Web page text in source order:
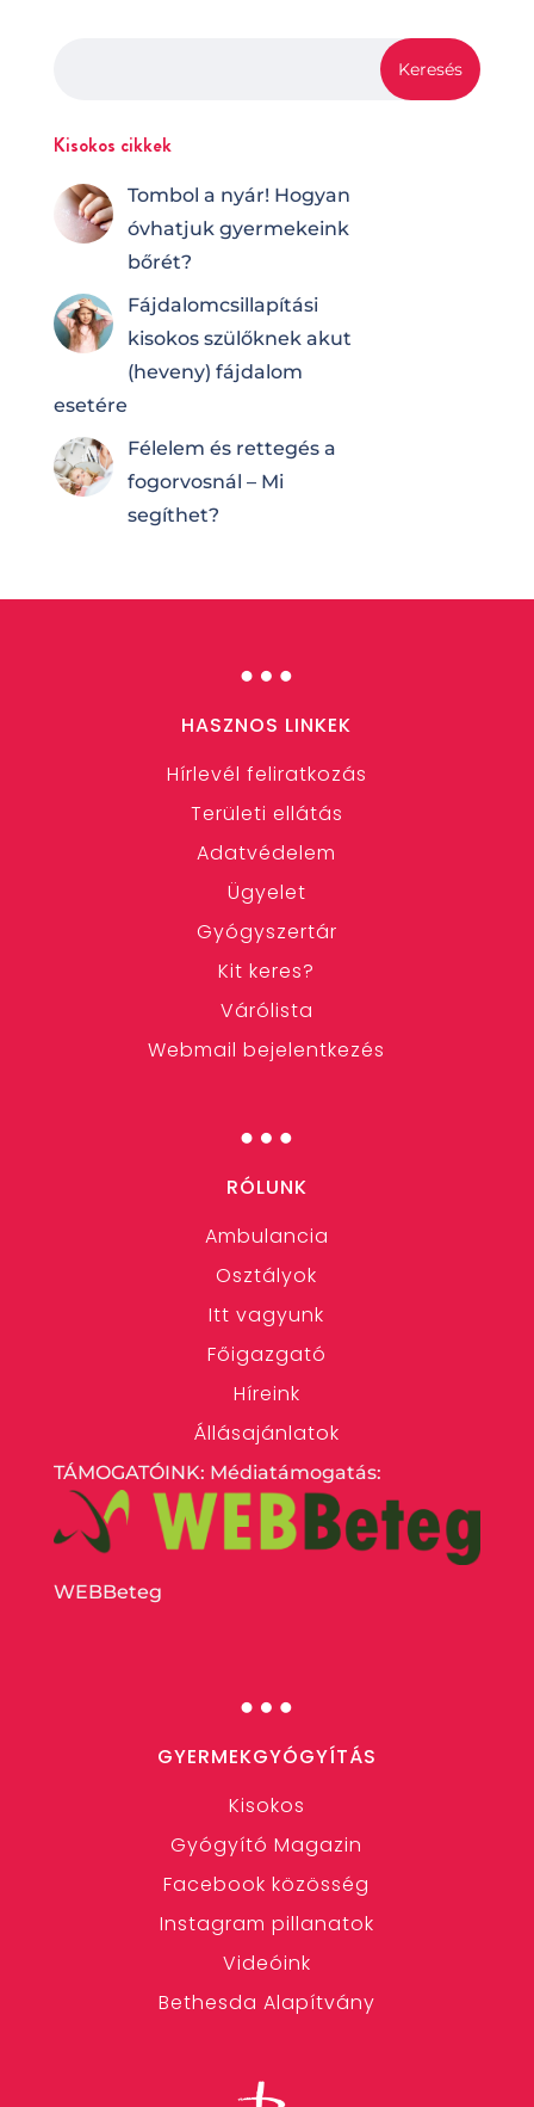
Kisokos cikkek
Tombol a nyár! Hogyan
óvhatjuk gyermekeink
bőrét?
Fájdalomcsilla­pí­tá­si
kisokos szülőknek akut
(heveny) fájdalom
esetére
Félelem és rettegés a
fogorvosnál – Mi
segíthet?
…
HASZNOS LINKEK
Hírlevél feliratkozás
Területi ellátás
Adatvédelem
Ügyelet
Gyógyszertár
Kit keres?
Várólista
Webmail bejelentkezés
…
RÓLUNK
Ambulancia
Osztályok
Itt vagyunk
Főigazgató
Híreink
Állásajánlatok
TÁMOGATÓINK: Médiatámogatás:
WEBBeteg
…
GYERMEKGYÓGYÍTÁS
Kisokos
Gyógyító Magazin
Facebook közösség
Instagram pillanatok
Videóink
Bethesda Alapítvány